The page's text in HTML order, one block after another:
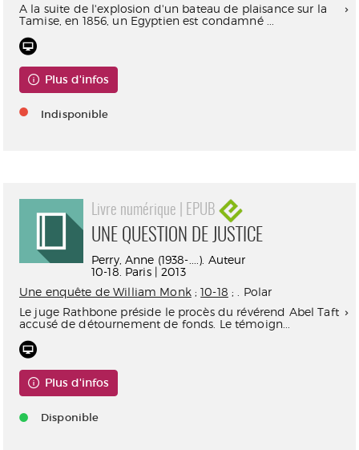
A la suite de l'explosion d'un bateau de plaisance sur la
Tamise, en 1856, un Egyptien est condamné ...
Plus d'infos
Indisponible
Livre numérique | EPUB
UNE QUESTION DE JUSTICE
Perry, Anne (1938-....). Auteur
10-18. Paris | 2013
Une enquête de William Monk;10-18 ; . Polar
Le juge Rathbone préside le procès du révérend Abel Taft
accusé de détournement de fonds. Le témoign...
Plus d'infos
Disponible